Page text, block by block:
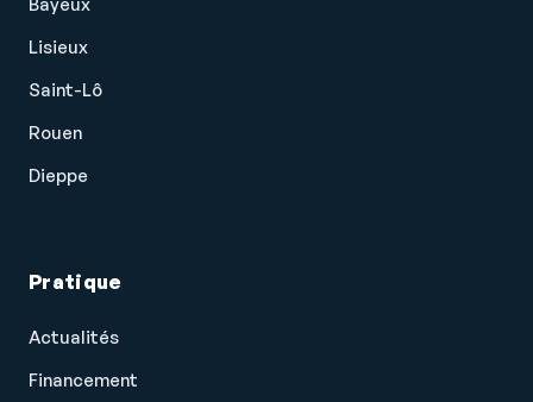
Lisieux
Saint-Lô
Rouen
Dieppe
Pratique
Actualités
Financement